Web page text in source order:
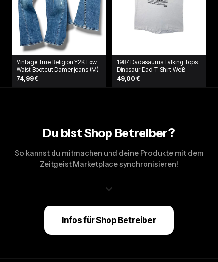
Vintage True Religion Y2K Low
Waist Bootcut Damenjeans (M)
74,99 €
1987 Dadasaurus Talking Tops
Dinosaur Dad T-Shirt Weiß
49,00 €
Du bist Shop Betreiber?
So kannst du mitmachen und deine Produkte mit dem
Zeitgeist Marketplace synchronisieren!
↓
Infos für Shop Betreiber